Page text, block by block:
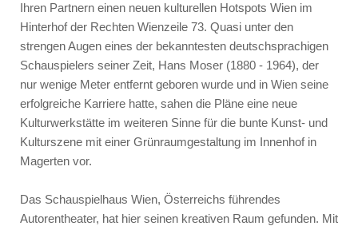
Ihren Partnern einen neuen kulturellen Hotspots Wien im
Hinterhof der Rechten Wienzeile 73. Quasi unter den
strengen Augen eines der bekanntesten deutschsprachigen
Schauspielers seiner Zeit, Hans Moser (1880 - 1964), der
nur wenige Meter entfernt geboren wurde und in Wien seine
erfolgreiche Karriere hatte, sahen die Pläne eine neue
Kulturwerkstätte im weiteren Sinne für die bunte Kunst- und
Kulturszene mit einer Grünraumgestaltung im Innenhof in
Magerten vor.
Das Schauspielhaus Wien, Österreichs führendes
Autorentheater, hat hier seinen kreativen Raum gefunden. Mit